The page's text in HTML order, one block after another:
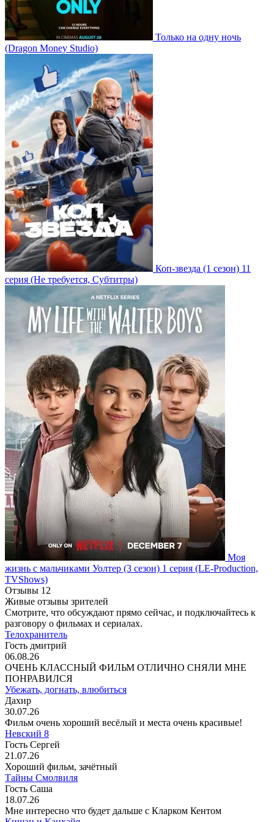
Только на одну ночь
(Dragon Money Studio)
Коп-звезда (1 сезон) 11
серия (Не требуется, Субтитры)
Моя
жизнь с мальчиками Уолтер (3 сезон) 1 серия (LE-Production,
TVShows)
Отзывы 12
Живые отзывы зрителей
Смотрите, что обсуждают прямо сейчас, и подключайтесь к
разговору о фильмах и сериалах.
Телохранитель
Гость дмитрий
06.08.26
ОЧЕНЬ КЛАССНЫЙ ФИЛЬМ ОТЛИЧНО СНЯЛИ МНЕ
ПОНРАВИЛСЯ
Убежать, догнать, влюбиться
Дахир
30.07.26
Фильм очень хороший весёлый и места очень красивые!
Невский 8
Гость Сергей
21.07.26
Хороший фильм, зачётный
Тайны Смолвиля
Гость Саша
18.07.26
Мне интересно что будет дальше с Кларком Кентом